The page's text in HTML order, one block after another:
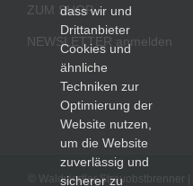
ZUM SHOP
NEWSLETTER anmelden
© Waldviertler Streuobstbrenner |
dass wir und
Drittanbieter
Cookies und
ähnliche
Techniken zur
Optimierung der
Website nutzen,
um die Website
zuverlässig und
sicherer zu